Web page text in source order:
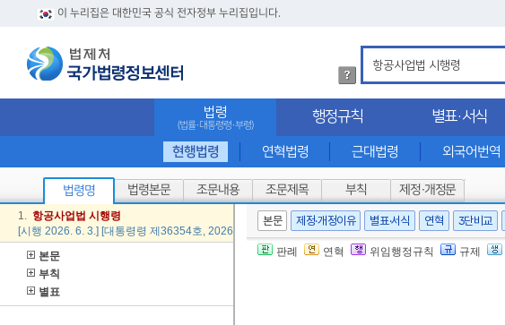
이 누리집은 대한민국 공식 전자정부 누리집입니다.
법
령
검
색
세
내
용
확
인
법령
(법률·대통령령·부령)
현행법령 연혁법령 근대법령 외국어번역
행정규칙 별표·서식
법령명 법령본문 조문내용 조문제목 부칙 제정·개정문
1. 항공사업 법 시행령
[시행 2026. 6. 3.] [대통령령 제36354호, 2026. 5. 26., 일부개정]
본문
부칙
별표
본문 제정·개정이유 별표·서식 연혁 3단비교
판례 연혁 위임행정규칙 규제